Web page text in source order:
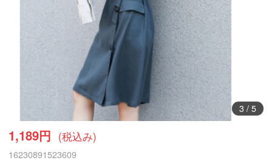
4/ 5
1,189円 (税込み)
16230891523609